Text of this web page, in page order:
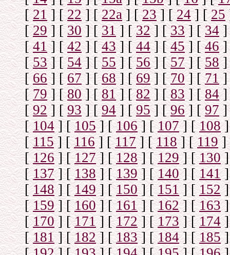
[21] [22] [22a] [23] [24] [25
[29] [30] [31] [32] [33] [34]
[41] [42] [43] [44] [45] [46]
[53] [54] [55] [56] [57] [58]
[66] [67] [68] [69] [70] [71]
[79] [80] [81] [82] [83] [84]
[92] [93] [94] [95] [96] [97]
[104] [105] [106] [107] [108]
[115] [116] [117] [118] [119]
[ 126] [127] [128] [129] [130]
[137] [138] [139] [140] [141]
[148] [149] [150] [151] [ 152]
[159] [160] [161] [162] [163]
[170] [171] [172] [173] [174]
[181] [182] [183] [184] [185]